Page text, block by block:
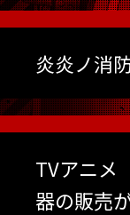
炎炎ノ消
TVアニメ
器の販売